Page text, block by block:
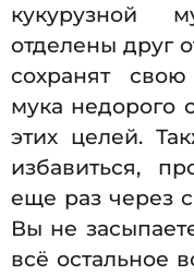
кукурузной
отделены друг
сохранят свою
мука недорого
этих целей.
избавиться,
еще раз через
Вы не
всё остальное